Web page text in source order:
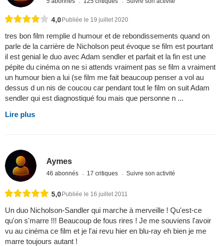
4,0 Publiée le 19 juillet 2020
tres bon film remplie d humour et de rebondissements quand on
parle de la carrière de Nicholson peut évoque se film est pourtant
il est genial le duo avec Adam sendler et parfait et la fin est une
pépite du cinéma on ne si attends vraiment pas se film a vraiment
un humour bien a lui (se film me fait beaucoup penser a vol au
dessus d un nis de coucou car pendant tout le film on suit Adam
sendler qui est diagnostiqué fou mais que personne n ...
Lire plus
Aymes
46 abonnés 17 critiques Suivre son activité
5,0Publiée le 16 juillet 2011
Un duo Nicholson-Sandler qui marche à merveille ! Qu'est-ce
qu'on s'marre !!! Beaucoup de fous rires ! Je me souviens l'avoir
vu au cinéma ce film et je l'ai revu hier en blu-ray eh bien je me
marre toujours autant !